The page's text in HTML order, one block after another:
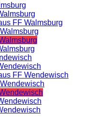
FF Walmsburg
FF Wendewisch